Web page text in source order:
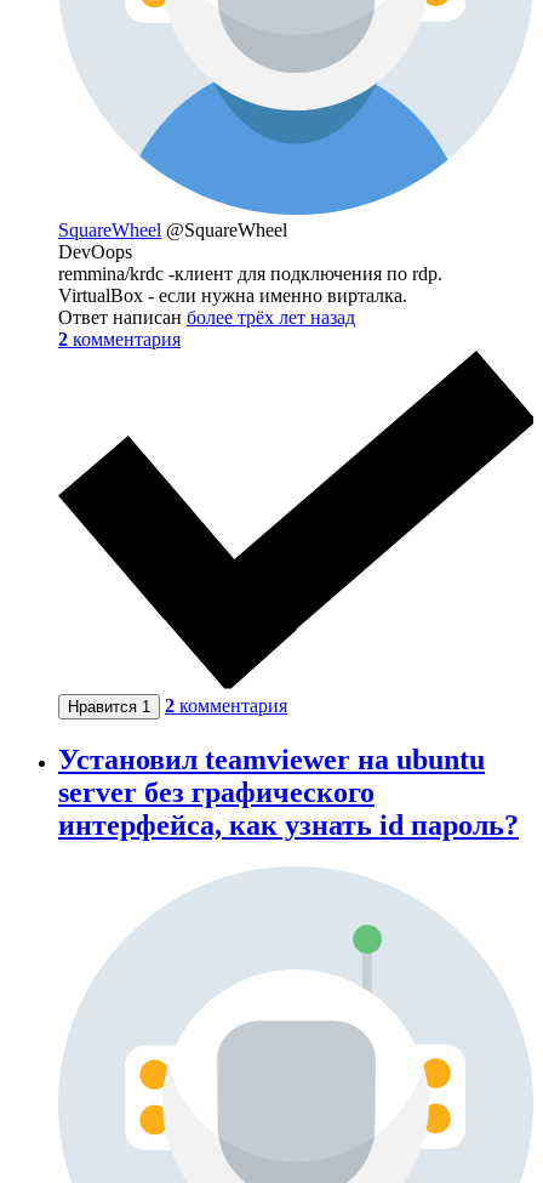
SquareWheel @SquareWheel
DevOops
remmina/krdc -клиент для подключения по rdp.
VirtualBox - если нужна именно вирталка.
Ответ написан более трёх лет назад
2 комментария
Нравится 1 2 комментария
Установил teamviewer на ubuntu
server без графического
интерфейса, как узнать id пароль?